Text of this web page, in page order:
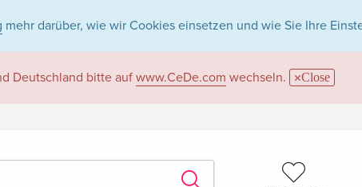
mehr darüber, wie wir Cookies einsetzen und wie Sie Ihre
Deutschland bitte auf www.CeDe.com wechseln. Close